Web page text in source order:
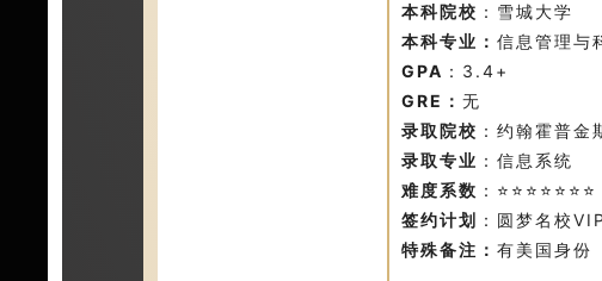
本科院校 ：雪城大学
本科专业： 信息管理与
GPA ：3.4+
GRE： 无
录取院校 ：约翰霍普金
录取专业 ：信息系统
难度系数 ： ⭐⭐⭐⭐⭐⭐⭐
签约计划 ：圆梦名校
特殊备注： 有美国身份